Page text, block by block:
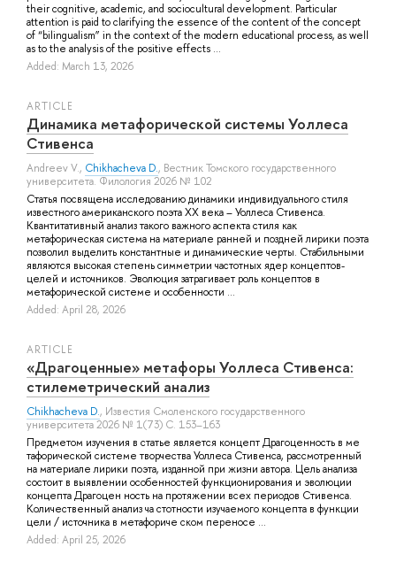
their cognitive, academic, and sociocultural development. Particular
attention is paid to clarifying the essence of the content of the concept
of “bilingualism” in the context of the modern educational process, as well
as to the analysis of the positive effects ...
Added: March 13, 2026
ARTICLE
Динамика метафорической системы Уоллеса
Стивенса
Andreev V., Chikhacheva D., Вестник Томского государственного
университета. Филология 2026 № 102
Статья посвящена исследованию динамики индивидуального стиля
известного американского поэта XX века – Уоллеса Стивенса.
Квантитативный анализ такого важного аспекта стиля как
метафорическая система на материале ранней и поздней лирики поэта
позволил выделить константные и динамические черты. Стабильными
являются высокая степень симметрии частотных ядер концептов-
целей и источников. Эволюция затрагивает роль концептов в
метафорической системе и особенности ...
Added: April 28, 2026
ARTICLE
«Драгоценные» метафоры Уоллеса Стивенса:
стилеметрический анализ
Chikhacheva D., Известия Смоленского государственного
университета 2026 № 1(73) С. 153–163
Предметом изучения в статье является концепт Драгоценность в ме
тафорической системе творчества Уоллеса Стивенса, рассмотренный
на материале лирики поэта, изданной при жизни автора. Цель анализа
состоит в выявлении особенностей функционирования и эволюции
концепта Драгоцен ность на протяжении всех периодов Стивенса.
Количественный анализ ча стотности изучаемого концепта в функции
цели / источника в метафориче ском переносе ...
Added: April 25, 2026